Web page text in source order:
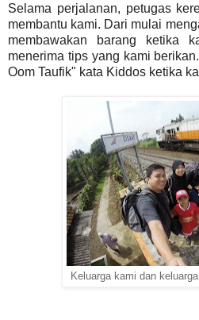
Selama perjalanan, petugas
membantu kami. Dari mulai
membawakan barang ketika
menerima tips yang kami
Oom Taufik" kata Kiddos ketika
Keluarga kami dan